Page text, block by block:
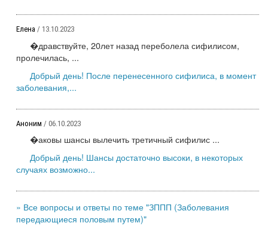
Елена / 13.10.2023
�дравствуйте, 20лет назад переболела сифилисом,
пролечилась, ...
Добрый день! После перенесенного сифилиса, в момент
заболевания,...
Аноним / 06.10.2023
�аковы шансы вылечить третичный сифилис ...
Добрый день! Шансы достаточно высоки, в некоторых
случаях возможно...
» Все вопросы и ответы по теме "ЗППП (Заболевания
передающиеся половым путем)"